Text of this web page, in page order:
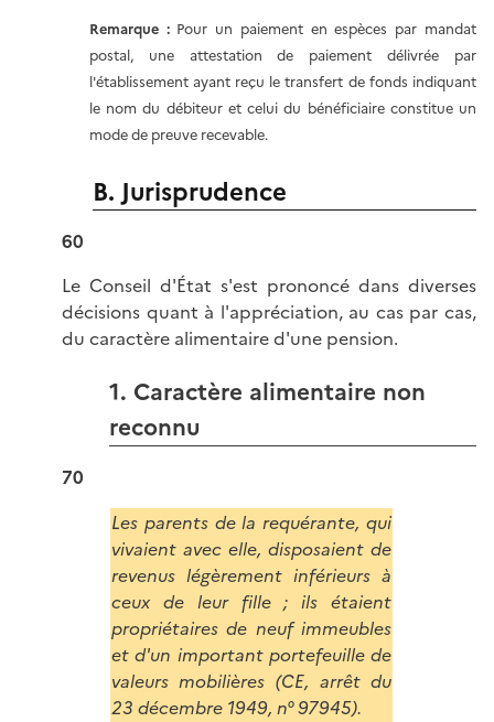
Remarque :Pour un paiement en espèces par mandat
postal, une attestation de paiement délivrée par
l'établissement ayant reçu le transfert de fonds indiquant
le nom du débiteur et celui du bénéficiaire constitue un
mode de preuve recevable.
B. Jurisprudence
60
Le Conseil d'État s'est prononcé dans diverses
décisions quant à l'appréciation, au cas par cas,
du caractère alimentaire d'une pension.
1. Caractère alimentaire non
reconnu
70
Les parents de la requérante, qui
vivaient avec elle, disposaient de
revenus légèrement inférieurs à
ceux de leur fille ; ils étaient
propriétaires de neuf immeubles
et d'un important portefeuille de
valeurs mobilières (CE, arrêt du
23 décembre 1949, n° 97945).